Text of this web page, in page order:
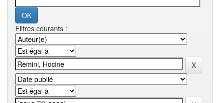
Filtres courants :